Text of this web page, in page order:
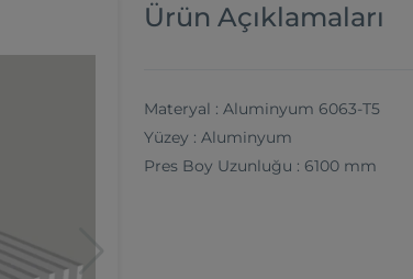
Ürün Açıklamaları
Materyal : Aluminyum 6063-T5
Yüzey : Aluminyum
Pres Boy Uzunluğu : 6100 mm